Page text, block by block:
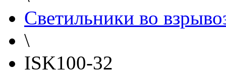
Светильники во
\
ISK100-32